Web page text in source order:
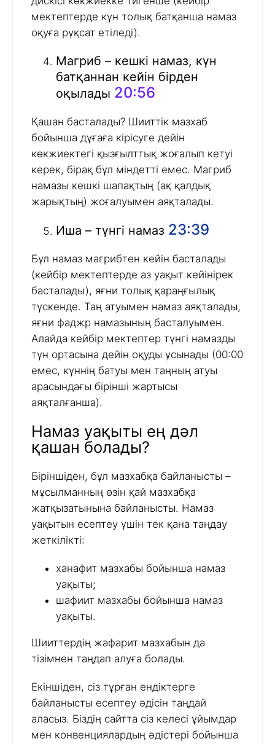
мектептерде күн толық батқанша намаз
оқуға рұқсат етіледі).
Магриб – кешкі намаз, күн
батқаннан кейін бірден
оқылады 20:56
Қашан басталады? Шииттік мазхаб
бойынша дұғаға кірісуге дейін
көкжиектегі қызғылттық жоғалып кетуі
керек, бірақ бұл міндетті емес. Магриб
намазы кешкі шапақтың (ақ қалдық
жарықтың) жоғалуымен аяқталады.
Иша – түнгі намаз 23:39
Бұл намаз магрибтен кейін басталады
(кейбір мектептерде аз уақыт кейінірек
басталады), яғни толық қараңғылық
түскенде. Таң атуымен намаз аяқталады,
яғни фаджр намазының басталуымен.
Алайда кейбір мектептер түнгі намазды
түн ортасына дейін оқуды ұсынады (00:00
емес, күннің батуы мен таңның атуы
арасындағы бірінші жартысы
аяқталғанша).
Намаз уақыты ең дәл
қашан болады?
Біріншіден, бұл мазхабқа байланысты –
мұсылманның өзін қай мазхабқа
жатқызатынына байланысты. Намаз
уақытын есептеу үшін тек қана таңдау
жеткілікті:
ханафит мазхабы бойынша намаз
уақыты;
шафиит мазхабы бойынша намаз
уақыты.
Шииттердің жафарит мазхабын да
тізімнен таңдап алуға болады.
Екіншіден, сіз тұрған ендіктерге
байланысты есептеу әдісін таңдай
аласыз. Біздің сайтта сіз келесі ұйымдар
мен конвенциялардың әдістері бойынша